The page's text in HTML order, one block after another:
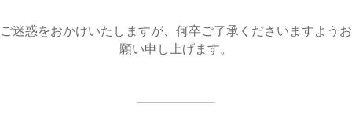
ご迷惑をおかけいたしますが、何卒ご了承くださいますようお
願い申し上げます。